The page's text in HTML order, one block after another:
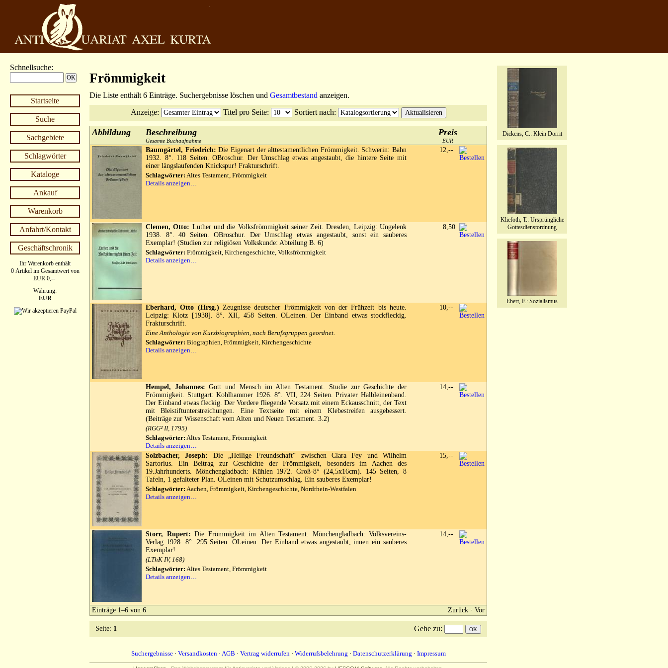
Schnellsuche:
Startseite
Suche
Sachgebiete
Schlagwörter
Kataloge
Ankauf
Warenkorb
Anfahrt/Kontakt
Geschäftschronik
Ihr Warenkorb enthält
0 Artikel im Gesamtwert von
EUR 0,--
Währung:
EUR
Dickens, C.: Klein Dorrit
Kliefoth, T.: Ursprüngliche
Gottesdienstordnung
Ebert, F.: Sozialismus
Frömmigkeit
Die Liste enthält 6 Einträge. Suchergebnisse löschen und Gesamtbestand anzeigen.
Anzeige: Titel pro Seite: Sortiert nach:
Abbildung Beschreibung
Gesamte Buchaufnahme
Preis
EUR
Baumgärtel, Friedrich: Die Eigenart der alttestamentlichen Frömmigkeit. Schwerin: Bahn
1932. 8°. 118 Seiten. OBroschur. Der Umschlag etwas angestaubt, die hintere Seite mit
einer längslaufenden Knickspur! Frakturschrift.
Schlagwörter: Altes Testament, Frömmigkeit
Details anzeigen…
12,--
Clemen, Otto: Luther und die Volksfrömmigkeit seiner Zeit. Dresden, Leipzig: Ungelenk
1938. 8°. 40 Seiten. OBroschur. Der Umschlag etwas angestaubt, sonst ein sauberes
Exemplar! (Studien zur religiösen Volkskunde: Abteilung B. 6)
Schlagwörter: Frömmigkeit, Kirchengeschichte, Volksfrömmigkeit
Details anzeigen…
8,50
Eberhard, Otto (Hrsg.) Zeugnisse deutscher Frömmigkeit von der Frühzeit bis heute.
Leipzig: Klotz [1938]. 8°. XII, 458 Seiten. OLeinen. Der Einband etwas stockfleckig.
Frakturschrift.
Eine Anthologie von Kurzbiographien, nach Berufsgruppen geordnet.
Schlagwörter: Biographien, Frömmigkeit, Kirchengeschichte
Details anzeigen…
10,--
Hempel, Johannes: Gott und Mensch im Alten Testament. Studie zur Geschichte der
Frömmigkeit. Stuttgart: Kohlhammer 1926. 8°. VII, 224 Seiten. Privater Halbleinenband.
Der Einband etwas fleckig. Der Vordere fliegende Vorsatz mit einem Eckausschnitt, der Text
mit Bleistiftunterstreichungen. Eine Textseite mit einem Klebestreifen ausgebessert.
(Beiträge zur Wissenschaft vom Alten und Neuen Testament. 3.2)
(RGG² II, 1795)
Schlagwörter: Altes Testament, Frömmigkeit
Details anzeigen…
14,--
Solzbacher, Joseph: Die „Heilige Freundschaft“ zwischen Clara Fey und Wilhelm
Sartorius. Ein Beitrag zur Geschichte der Frömmigkeit, besonders im Aachen des
19.Jahrhunderts. Mönchengladbach: Kühlen 1972. Groß-8° (24,5x16cm). 145 Seiten, 8
Tafeln, 1 gefalteter Plan. OLeinen mit Schutzumschlag. Ein sauberes Exemplar!
Schlagwörter: Aachen, Frömmigkeit, Kirchengeschichte, Nordrhein-Westfalen
Details anzeigen…
15,--
Storr, Rupert: Die Frömmigkeit im Alten Testament. Mönchengladbach: Volksvereins-
Verlag 1928. 8°. 295 Seiten. OLeinen. Der Einband etwas angestaubt, innen ein sauberes
Exemplar!
(LThK IV, 168)
Schlagwörter: Altes Testament, Frömmigkeit
Details anzeigen…
14,--
Einträge 1–6 von 6 Zurück · Vor
Seite: 1 Gehe zu:
Suchergebnisse· Versandkosten· AGB · Vertrag widerrufen· Widerrufsbelehrung · Datenschutzerklärung · Impressum